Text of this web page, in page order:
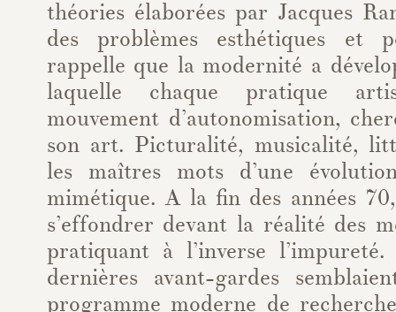
théories élaborées par Jacques
des problèmes esthétiques et
rappelle que la modernité a
laquelle chaque pratique
mouvement d’autonomisation,
son art. Picturalité, musicalité,
les maîtres mots d’une
mimétique. A la fin des années
s’effondrer devant la réalité des
pratiquant à l’inverse
dernières avant-gardes
programme moderne de